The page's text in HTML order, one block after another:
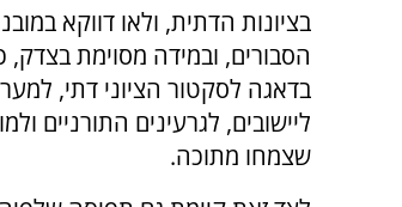
בציונות הדתית, ולאו דווקא
הסבורים, ובמידה מסוימת בצדק,
בדאגה לסקטור הציוני דתי,
ליישובים, לגרעינים התורניים
שצמחו מתוכה.